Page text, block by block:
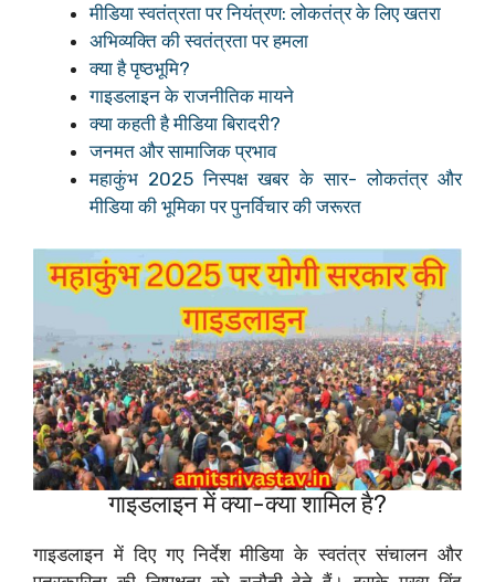
मीडिया स्वतंत्रता पर नियंत्रण: लोकतंत्र के लिए खतरा
अभिव्यक्ति की स्वतंत्रता पर हमला
क्या है पृष्ठभूमि?
गाइडलाइन के राजनीतिक मायने
क्या कहती है मीडिया बिरादरी?
जनमत और सामाजिक प्रभाव
महाकुंभ 2025 निस्पक्ष खबर के सार- लोकतंत्र और
मीडिया की भूमिका पर पुनर्विचार की जरूरत
गाइडलाइन में क्या-क्या शामिल है?
गाइडलाइन में दिए गए निर्देश मीडिया के स्वतंत्र संचालन और